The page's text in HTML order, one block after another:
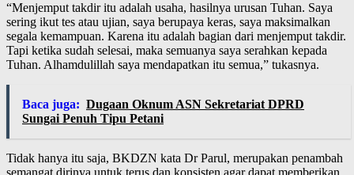
“Menjemput takdir itu adalah usaha, hasilnya urusan Tuhan. Saya
sering ikut tes atau ujian, saya berupaya keras, saya maksimalkan
segala kemampuan. Karena itu adalah bagian dari menjemput takdir.
Tapi ketika sudah selesai, maka semuanya saya serahkan kepada
Tuhan. Alhamdulillah saya mendapatkan itu semua,” tukasnya.
Baca juga: Dugaan Oknum ASN Sekretariat DPRD
Sungai Penuh Tipu Petani
Tidak hanya itu saja, BKDZN kata Dr Parul, merupakan penambah